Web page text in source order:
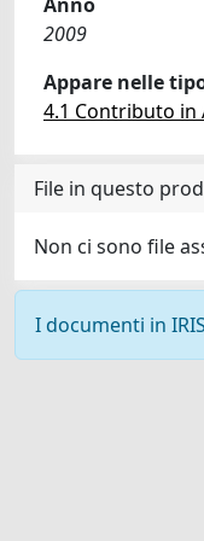
2009
Appare nelle
4.1 Contributo in
File in questo
Non ci sono file
I documenti in